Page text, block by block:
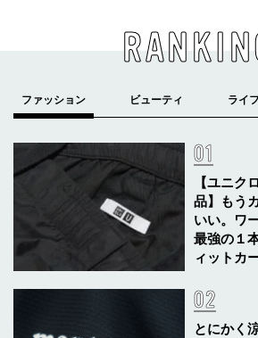
【ユニク
品】もう
いい。ワ
最強の１
ィットカ
とにかく